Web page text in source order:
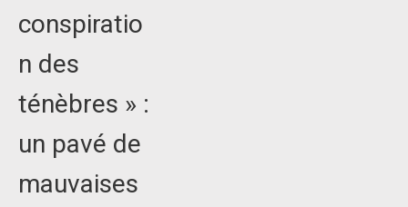
conspiratio
n des
ténèbres » :
un pavé de
mauvaises